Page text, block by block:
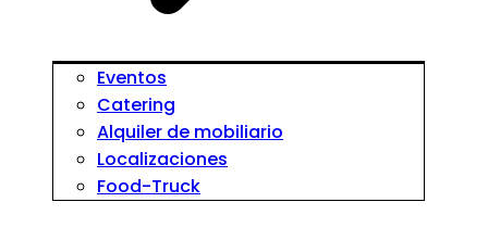
Eventos
Catering
Alquiler de mobiliario
Localizaciones
Food-Truck